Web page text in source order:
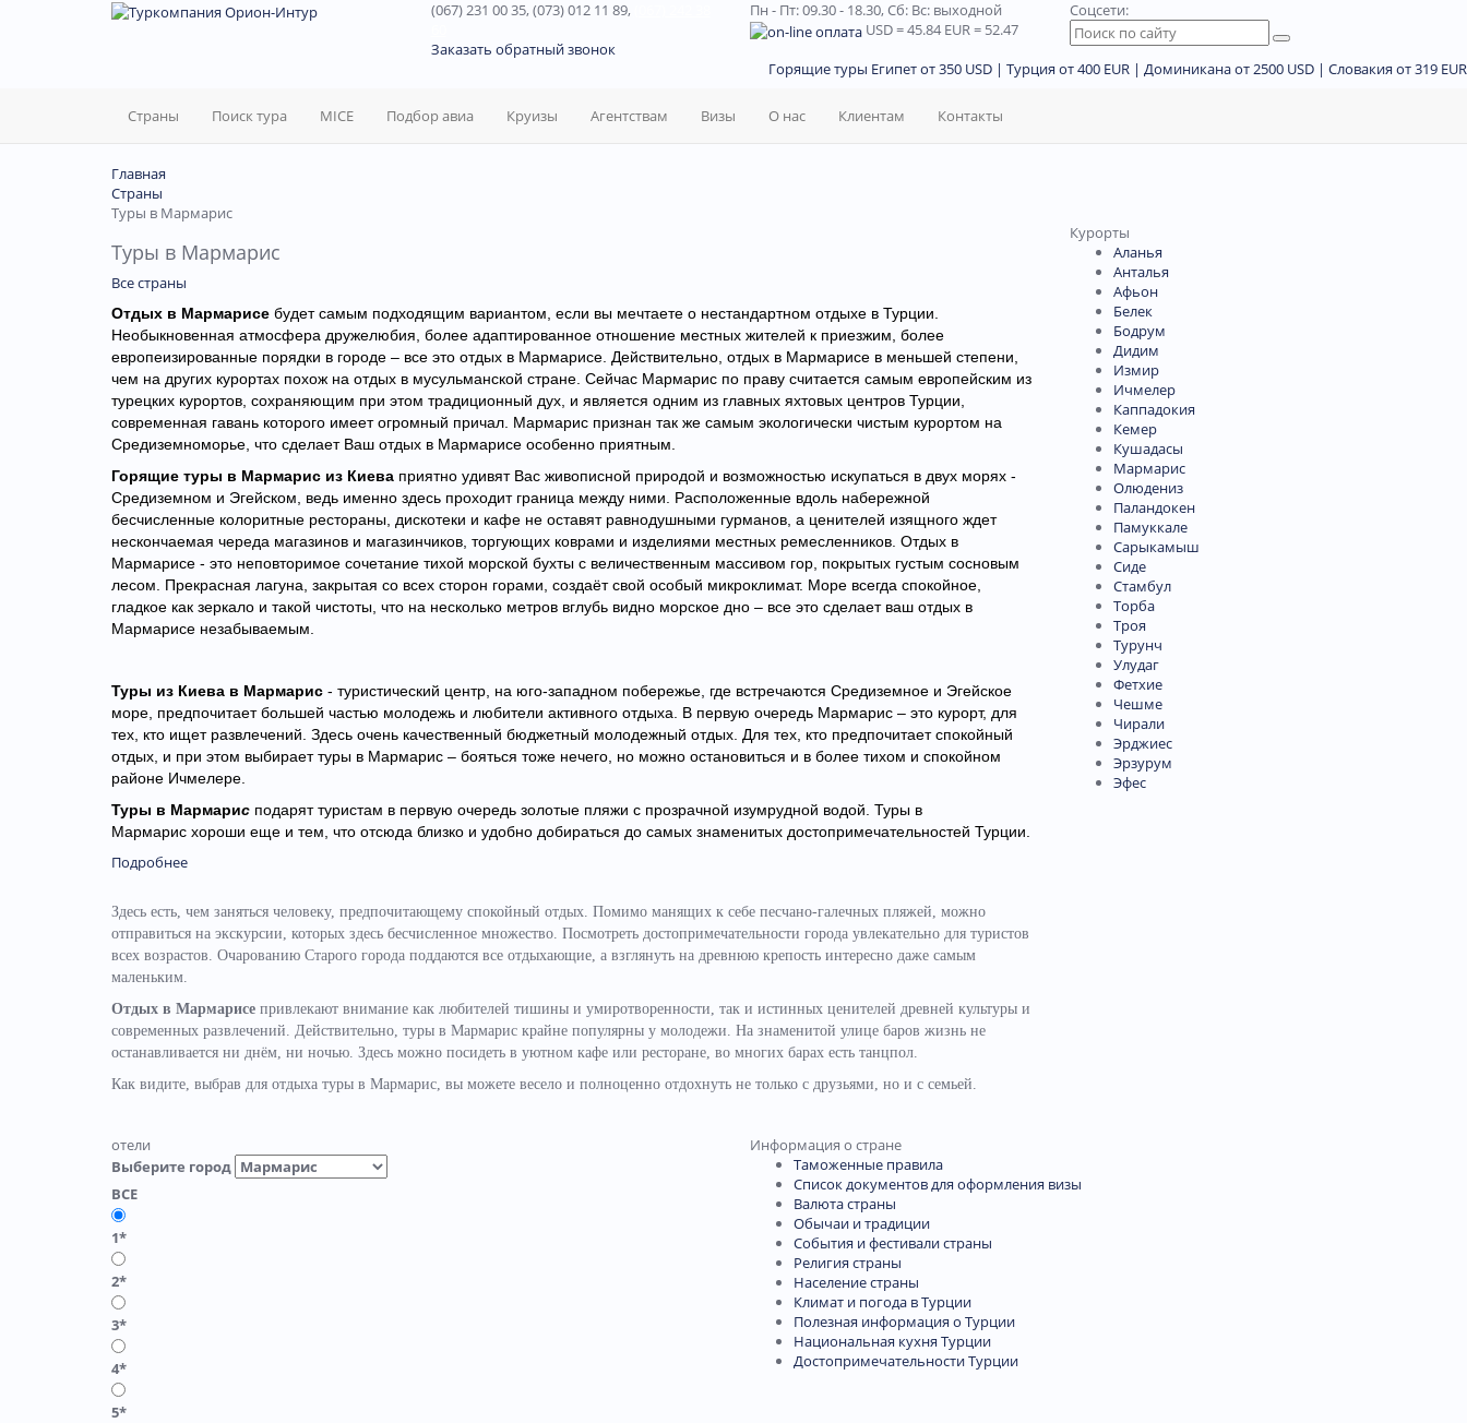
(067) 231 00 35, (073) 012 11 89,
Заказать обратный звонок
Пн - Пт: 09.30 - 18.30,Сб: Вс: выходной
USD= 45.84EUR= 52.47
Соцсети:
Горящие туры Египет от 350 USD | Турция от 400 EUR | Доминикана от 2500 USD | Словакия от 319 EUR
Страны Поиск тура MICE Подбор авиа Круизы Агентствам Визы О нас Клиентам Контакты
Главная
Страны
Туры в Мармарис
Туры в Мармарис
Все страны
Отдых в Мармарисе будет самым подходящим вариантом, если вы мечтаете о нестандартном отдыхе в Турции.
Необыкновенная атмосфера дружелюбия, более адаптированное отношение местных жителей к приезжим, более
европеизированные порядки в городе – все это отдых в Мармарисе. Действительно, отдых в Мармарисе в меньшей степени,
чем на других курортах похож на отдых в мусульманской стране. Сейчас Мармарис по праву считается самым европейским из
турецких курортов, сохраняющим при этом традиционный дух, и является одним из главных яхтовых центров Турции,
современная гавань которого имеет огромный причал. Мармарис признан так же самым экологически чистым курортом на
Средиземноморье, что сделает Ваш отдых в Мармарисе особенно приятным.
Горящие туры в Мармарис из Киева приятно удивят Вас живописной природой и возможностью искупаться в двух морях -
Средиземном и Эгейском, ведь именно здесь проходит граница между ними. Расположенные вдоль набережной
бесчисленные колоритные рестораны, дискотеки и кафе не оставят равнодушными гурманов, а ценителей изящного ждет
нескончаемая череда магазинов и магазинчиков, торгующих коврами и изделиями местных ремесленников. Отдых в
Мармарисе - это неповторимое сочетание тихой морской бухты с величественным массивом гор, покрытых густым сосновым
лесом. Прекрасная лагуна, закрытая со всех сторон горами, создаёт свой особый микроклимат. Море всегда спокойное,
гладкое как зеркало и такой чистоты, что на несколько метров вглубь видно морское дно – все это сделает ваш отдых в
Мармарисе незабываемым.
Туры из Киева в Мармарис - туристический центр, на юго-западном побережье, где встречаются Средиземное и Эгейское
море, предпочитает большей частью молодежь и любители активного отдыха. В первую очередь Мармарис – это курорт, для
тех, кто ищет развлечений. Здесь очень качественный бюджетный молодежный отдых. Для тех, кто предпочитает спокойный
отдых, и при этом выбирает туры в Мармарис – бояться тоже нечего, но можно остановиться и в более тихом и спокойном
районе Ичмелере.
Туры в Мармарис подарят туристам в первую очередь золотые пляжи с прозрачной изумрудной водой. Туры в
Мармарис хороши еще и тем, что отсюда близко и удобно добираться до самых знаменитых достопримечательностей Турции.
Подробнее
Здесь есть, чем заняться человеку, предпочитающему спокойный отдых. Помимо манящих к себе песчано-галечных пляжей, можно
отправиться на экскурсии, которых здесь бесчисленное множество. Посмотреть достопримечательности города увлекательно для туристов
всех возрастов. Очарованию Старого города поддаются все отдыхающие, а взглянуть на древнюю крепость интересно даже самым
маленьким.
Отдых в Мармарисе привлекают внимание как любителей тишины и умиротворенности, так и истинных ценителей древней культуры и
современных развлечений. Действительно, туры в Мармарис крайне популярны у молодежи. На знаменитой улице баров жизнь не
останавливается ни днём, ни ночью. Здесь можно посидеть в уютном кафе или ресторане, во многих барах есть танцпол.
Как видите, выбрав для отдыха туры в Мармарис, вы можете весело и полноценно отдохнуть не только с друзьями, но и с семьей.
Курорты
Аланья
Анталья
Афьон
Белек
Бодрум
Дидим
Измир
Ичмелер
Каппадокия
Кемер
Кушадасы
Мармарис
Олюдениз
Паландокен
Памуккале
Сарыкамыш
Сиде
Стамбул
Торба
Троя
Турунч
Улудаг
Фетхие
Чешме
Чирали
Эрджиес
Эрзурум
Эфес
отели
Выберите город
ВСЕ
1*
2*
3*
4*
5*
Информация о стране
Таможенные правила
Список документов для оформления визы
Валюта страны
Обычаи и традиции
События и фестивали страны
Религия страны
Население страны
Климат и погода в Турции
Полезная информация о Турции
Национальная кухня Турции
Достопримечательности Турции